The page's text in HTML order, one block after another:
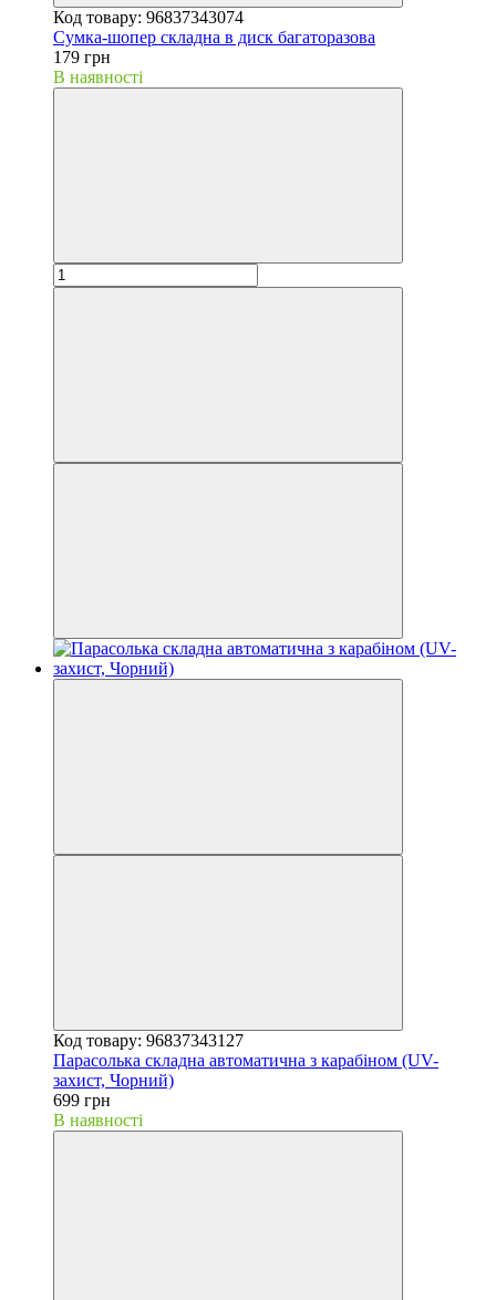
Код товару: 96837343074
Сумка-шопер складна в диск багаторазова
179 грн
В наявності
Код товару: 96837343127
Парасолька складна автоматична з карабіном (UV-
захист, Чорний)
699 грн
В наявності